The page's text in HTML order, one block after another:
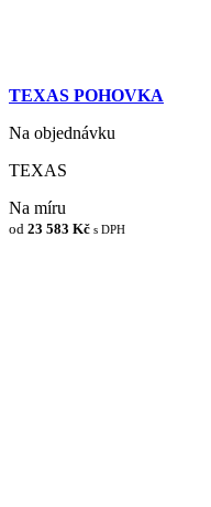
TEXAS POHOVKA
Na objednávku
TEXAS
Na míru
od 23 583 Kč s DPH